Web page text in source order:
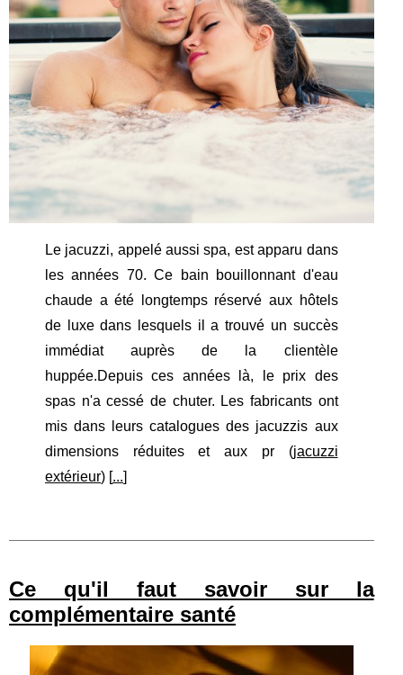
Le jacuzzi, appelé aussi spa, est apparu dans
les années 70. Ce bain bouillonnant d'eau
chaude a été longtemps réservé aux hôtels
de luxe dans lesquels il a trouvé un succès
immédiat auprès de la clientèle
huppée.Depuis ces années là, le prix des
spas n'a cessé de chuter. Les fabricants ont
mis dans leurs catalogues des jacuzzis aux
dimensions réduites et aux pr (jacuzzi
extérieur) [...]
Ce qu'il faut savoir sur la
complémentaire santé